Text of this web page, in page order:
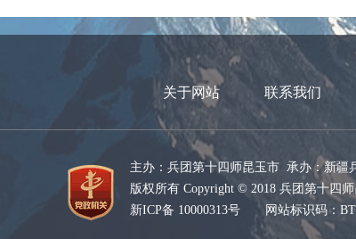
关于网站 联系我们
主办：兵团第十四师昆玉市 承办：新疆
版权所有 Copyright © 2018 兵团第十四师
新ICP备 10000313号 网站标识码：